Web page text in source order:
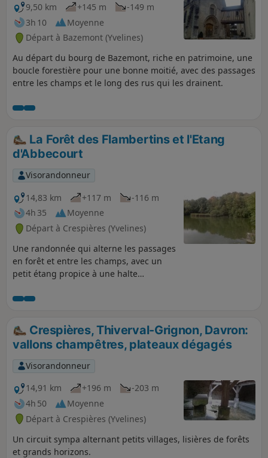
9,50 km
+145 m
-149 m
3h 10
Moyenne
Départ à Bazemont (Yvelines)
Au départ du bourg de Bazemont, riche en patrimoine, une
boucle forestière pour une bonne moitié, avec des passages
entre les champs et le long des rus qui les drainent.
La Forêt des Flambertins et l'Etang
d'Abbecourt
Visorandonneur
14,83 km
+117 m
-116 m
4h 35
Moyenne
Départ à Crespières (Yvelines)
Une randonnée qui alterne les passages
en forêt et entre les champs, avec un
petit étang propice à une halte
Crespières, Thiverval-Grignon, Davron:
vallons champêtres, plateaux dégagés
Visorandonneur
14,91 km
+196 m
-203 m
4h 50
Moyenne
Départ à Crespières (Yvelines)
Un circuit sympa alternant petits villages, lisières de forêts
et grands horizons.